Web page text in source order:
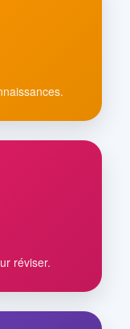
réviser.